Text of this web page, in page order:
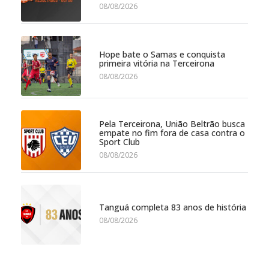
08/08/2026
Hope bate o Samas e conquista
primeira vitória na Terceirona
08/08/2026
Pela Terceirona, União Beltrão busca
empate no fim fora de casa contra o
Sport Club
08/08/2026
Tanguá completa 83 anos de história
08/08/2026